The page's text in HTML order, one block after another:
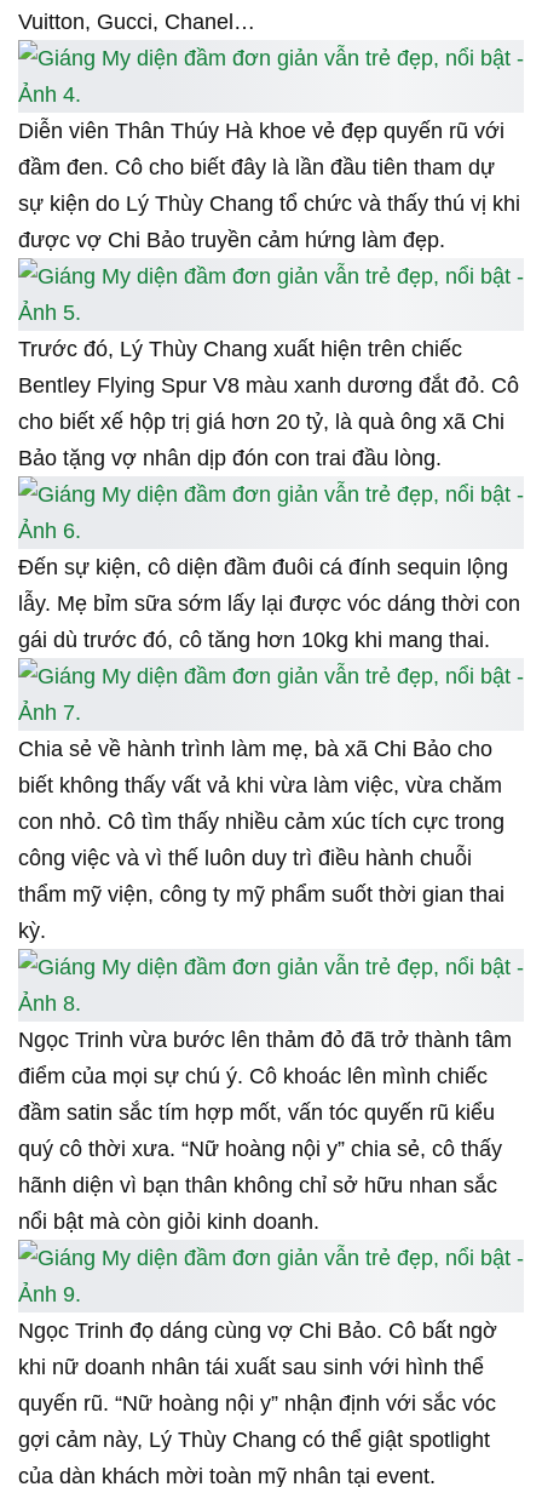
Vuitton, Gucci, Chanel…
Diễn viên Thân Thúy Hà khoe vẻ đẹp quyến rũ với
đầm đen. Cô cho biết đây là lần đầu tiên tham dự
sự kiện do Lý Thùy Chang tổ chức và thấy thú vị khi
được vợ Chi Bảo truyền cảm hứng làm đẹp.
Trước đó, Lý Thùy Chang xuất hiện trên chiếc
Bentley Flying Spur V8 màu xanh dương đắt đỏ. Cô
cho biết xế hộp trị giá hơn 20 tỷ, là quà ông xã Chi
Bảo tặng vợ nhân dịp đón con trai đầu lòng.
Đến sự kiện, cô diện đầm đuôi cá đính sequin lộng
lẫy. Mẹ bỉm sữa sớm lấy lại được vóc dáng thời con
gái dù trước đó, cô tăng hơn 10kg khi mang thai.
Chia sẻ về hành trình làm mẹ, bà xã Chi Bảo cho
biết không thấy vất vả khi vừa làm việc, vừa chăm
con nhỏ. Cô tìm thấy nhiều cảm xúc tích cực trong
công việc và vì thế luôn duy trì điều hành chuỗi
thẩm mỹ viện, công ty mỹ phẩm suốt thời gian thai
kỳ.
Ngọc Trinh vừa bước lên thảm đỏ đã trở thành tâm
điểm của mọi sự chú ý. Cô khoác lên mình chiếc
đầm satin sắc tím hợp mốt, vấn tóc quyến rũ kiểu
quý cô thời xưa. “Nữ hoàng nội y” chia sẻ, cô thấy
hãnh diện vì bạn thân không chỉ sở hữu nhan sắc
nổi bật mà còn giỏi kinh doanh.
Ngọc Trinh đọ dáng cùng vợ Chi Bảo. Cô bất ngờ
khi nữ doanh nhân tái xuất sau sinh với hình thể
quyến rũ. “Nữ hoàng nội y” nhận định với sắc vóc
gợi cảm này, Lý Thùy Chang có thể giật spotlight
của dàn khách mời toàn mỹ nhân tại event.